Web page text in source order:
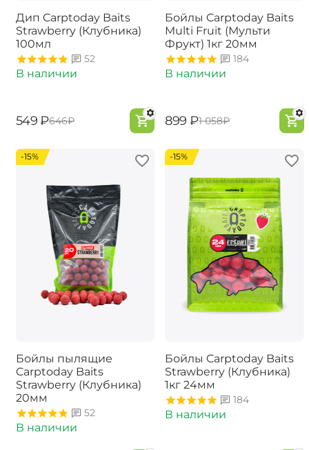
Дип Carptoday Baits
Strawberry (Клубника)
100мл
52
В наличии
‍549‍ ₽‍646‍₽
Бойлы Carptoday Baits
Multi Fruit (Мульти
Фрукт) 1кг 20мм
184
В наличии
‍899‍ ₽‍1 058‍₽
-15%
Бойлы пылящие
Carptoday Baits
Strawberry (Клубника)
20мм
52
В наличии
-15%
Бойлы Carptoday Baits
Strawberry (Клубника)
1кг 24мм
184
В наличии